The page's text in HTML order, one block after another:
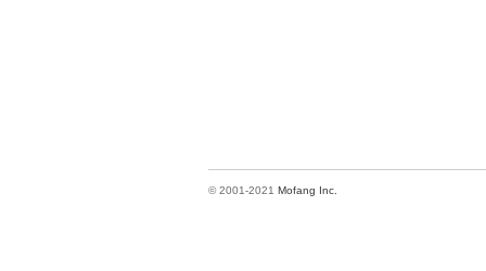
© 2001-2021 Mofang Inc.